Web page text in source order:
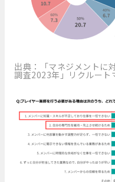
出典：「マネジメントに
調査2023年」リクルート